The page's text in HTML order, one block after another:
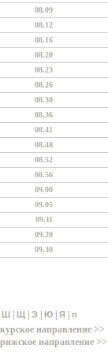
08.09
08.12
08.16
08.20
08.23
08.26
08.30
08.36
08.41
08.48
08.52
08.56
09.00
09.05
09.11
09.20
09.30
Ш Щ Э Ю Я п
курское направление >>
рижское направление >>